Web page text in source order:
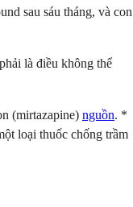
sau sáu tháng, và con
là điều không thể
(mirtazapine) nguồn. *
loại thuốc chống trầm